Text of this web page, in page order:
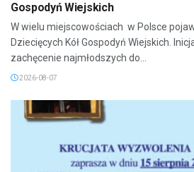
Gospodyń Wiejskich
W wielu miejscowościach w Polsce
Dziecięcych Kół Gospodyń Wiejskich.
zachęcenie najmłodszych do...
2026-08-07